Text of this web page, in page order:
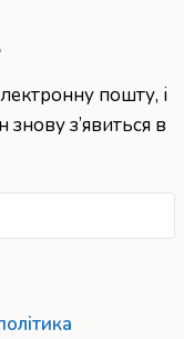
пошту, і
знову з’явиться в